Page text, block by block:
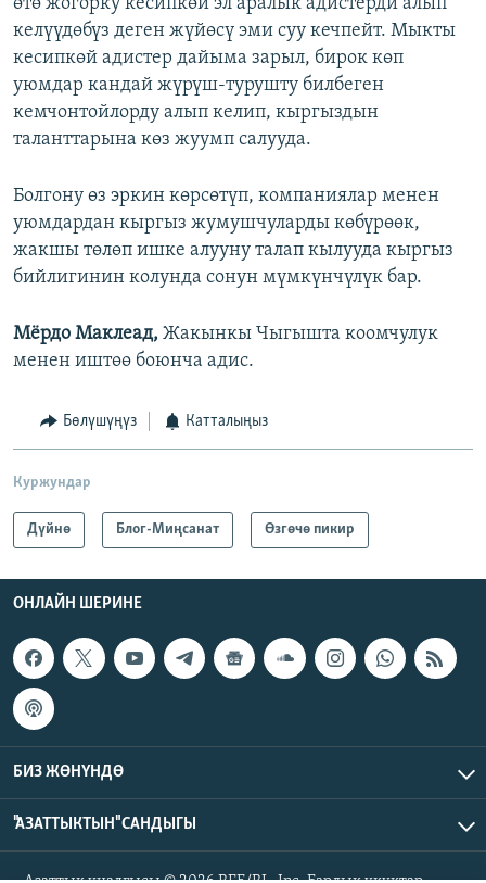
өтө жогорку кесипкөй эл аралык адистерди алып
келүүдөбүз деген жүйөсү эми суу кечпейт. Мыкты
кесипкөй адистер дайыма зарыл, бирок көп
уюмдар кандай жүрүш-турушту билбеген
кемчонтойлорду алып келип, кыргыздын
таланттарына көз жуумп салууда.
Болгону өз эркин көрсөтүп, компаниялар менен
уюмдардан кыргыз жумушчуларды көбүрөөк,
жакшы төлөп ишке алууну талап кылууда кыргыз
бийлигинин колунда сонун мүмкүнчүлүк бар.
Мёрдо Маклеад, Жакынкы Чыгышта коомчулук
менен иштөө боюнча адис.
Бөлүшүңүз Катталыңыз
Куржундар
Дүйнө Блог-Миңсанат Өзгөчө пикир
ОНЛАЙН ШЕРИНЕ
БИЗ ЖӨНҮНДӨ
"АЗАТТЫКТЫН" САНДЫГЫ